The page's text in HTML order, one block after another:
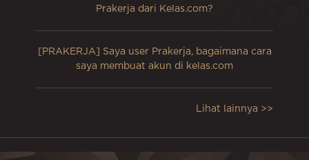
Prakerja dari Kelas.com?
[PRAKERJA] Saya user Prakerja, bagaimana cara
saya membuat akun di kelas.com
Lihat lainnya >>